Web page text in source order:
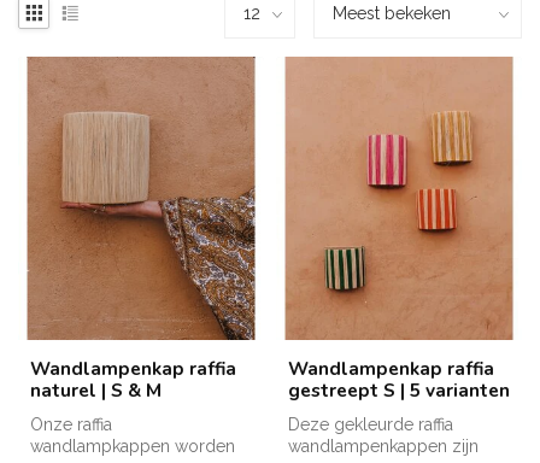
Wandlampenkap raffia
naturel | S & M
Onze raffia
wandlampkappen worden
Wandlampenkap raffia
gestreept S | 5 varianten
Deze gekleurde raffia
wandlampenkappen zijn